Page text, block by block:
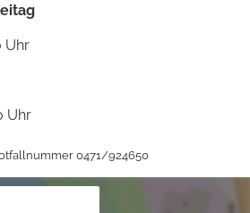
Uhr
Uhr
0471/924650